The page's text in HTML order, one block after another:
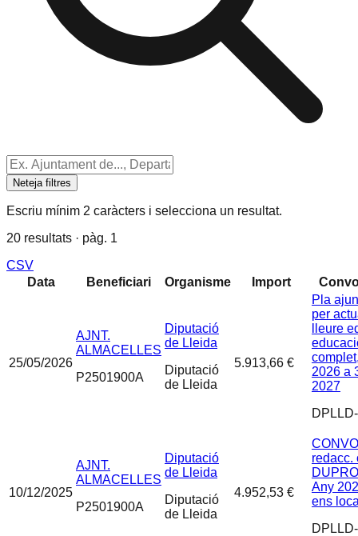
Neteja filtres
Escriu mínim 2 caràcters i selecciona un resultat.
20 resultats · pàg. 1
CSV
Data
Beneficiari Organisme Import
25/05/2026
AJNT.
ALMACELLES
P2501900A
Diputació
de Lleida
Diputació
de Lleida
5.913,66 €
Pla
per
lleure
2026 a
2027
10/12/2025
AJNT.
ALMACELLES
P2501900A
Diputació
de Lleida
Diputació
de Lleida
4.952,53 €
redacc.
Any
ens